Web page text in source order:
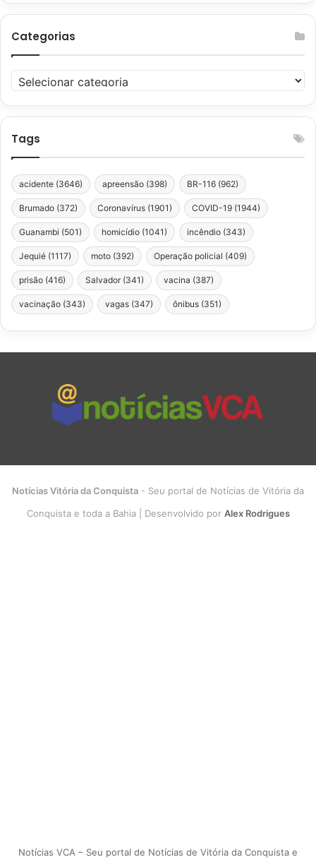
Categorias
Categorias
Tags
acidente (3646) apreensão (398) BR-116 (962)
Brumado (372) Coronavírus (1901) COVID-19 (1944)
Guanambi (501) homicídio (1041) incêndio (343)
Jequié (1117) moto (392) Operação policial (409)
prisão (416) Salvador (341) vacina (387)
vacinação (343) vagas (347) ônibus (351)
Notícias Vitória da Conquista - Seu portal de Notícias de Vitória da
Conquista e toda a Bahia | Desenvolvido por Alex Rodrigues
Notícias VCA – Seu portal de Notícias de Vitória da Conquista e